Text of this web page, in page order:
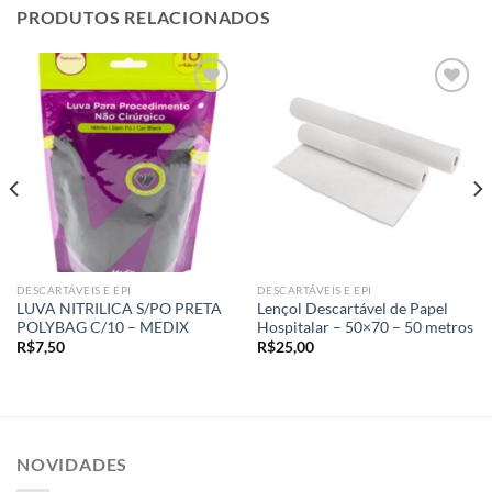
PRODUTOS RELACIONADOS
Add to
wishlist
DESCARTÁVEIS E EPI
LUVA NITRILICA S/PO PRETA
POLYBAG C/10 – MEDIX
R$7,50
Add to
wishlist
DESCARTÁVEIS E EPI
Lençol Descartável de Papel
Hospitalar – 50×70 – 50 metros
R$25,00
NOVIDADES